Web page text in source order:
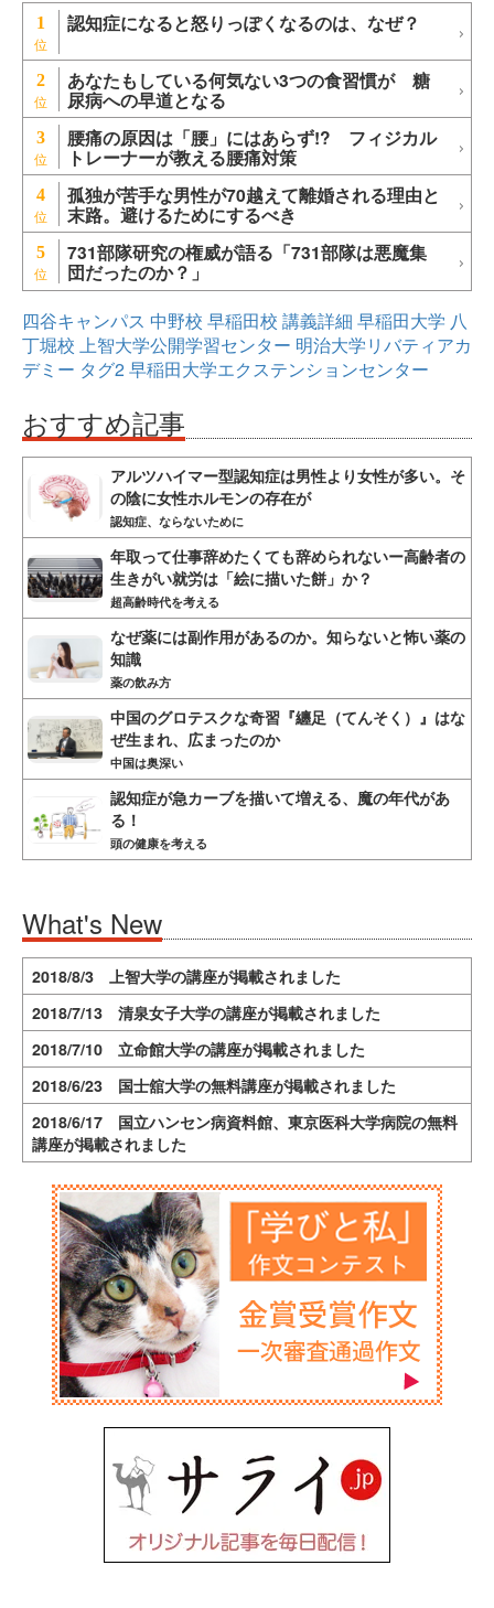
1 認知症になると怒りっぽくなるのは、なぜ？
2 あなたもしている何気ない3つの食習慣が 糖
尿病への早道となる
3 腰痛の原因は「腰」にはあらず!? フィジカル
トレーナーが教える腰痛対策
4 孤独が苦手な男性が70越えて離婚される理由と
末路。避けるためにするべき
5 731部隊研究の権威が語る「731部隊は悪魔集
団だったのか？」
四谷キャンパス 中野校 早稲田校 講義詳細 早稲田大学 八
丁堀校 上智大学公開学習センター 明治大学リバティアカ
デミー タグ2早稲田大学エクステンションセンター
おすすめ記事
アルツハイマー型認知症は男性より女性が多い。そ
の陰に女性ホルモンの存在が
認知症、ならないために
年取って仕事辞めたくても辞められないー高齢者の
生きがい就労は「絵に描いた餅」か？
超高齢時代を考える
なぜ薬には副作用があるのか。知らないと怖い薬の
知識
薬の飲み方
中国のグロテスクな奇習『纏足（てんそく）』はな
ぜ生まれ、広まったのか
中国は奥深い
認知症が急カーブを描いて増える、魔の年代があ
る！
頭の健康を考える
What's New
2018/8/3 上智大学の講座が掲載されました
2018/7/13 清泉女子大学の講座が掲載されました
2018/7/10 立命館大学の講座が掲載されました
2018/6/23 国士舘大学の無料講座が掲載されました
2018/6/17 国立ハンセン病資料館、東京医科大学病院の無料
講座が掲載されました